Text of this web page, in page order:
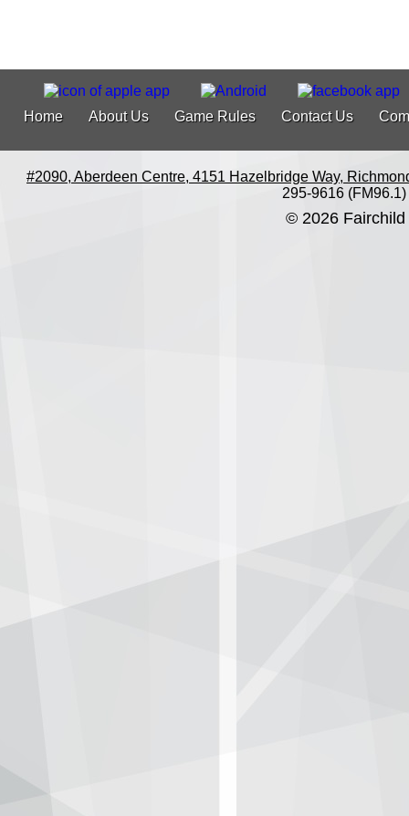
Home About Us Game Rules Contact Us
#2090, Aberdeen Centre, 4151 Hazelbridge Way,
295-9616 (FM96.1)
© 2026 Fairchild